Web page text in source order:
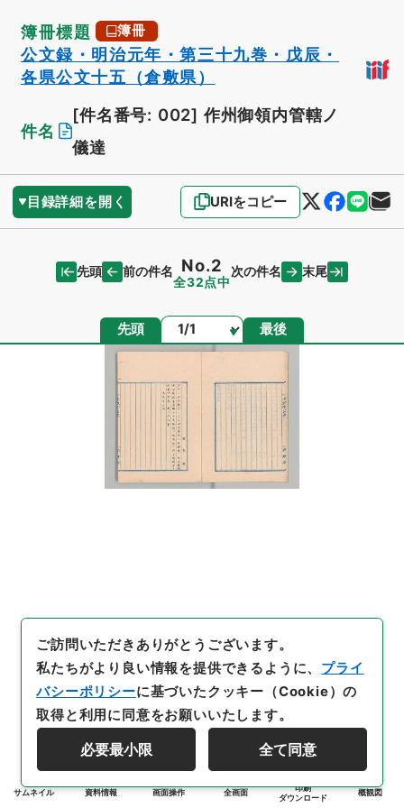
簿冊標題 簿冊
公文録・明治元年・第三十九巻・戊辰・
各県公文十五（倉敷県）
件名
[件名番号: 002] 作州御領内管轄ノ
儀達
目録詳細を開く URIをコピー
先頭 前の件名 No.2
全32点中
次の件名 末尾
先頭 ページ 最後
サムネイル 資料情報 画面操作 全画面
印刷
ダウンロード
概観図
ご訪問いただきありがとうございます。
私たちがより良い情報を提供できるように、 プライ
バシーポリシーに基づいたクッキー（Cookie）の
取得と利用に同意をお願いいたします。
必要最小限 全て同意